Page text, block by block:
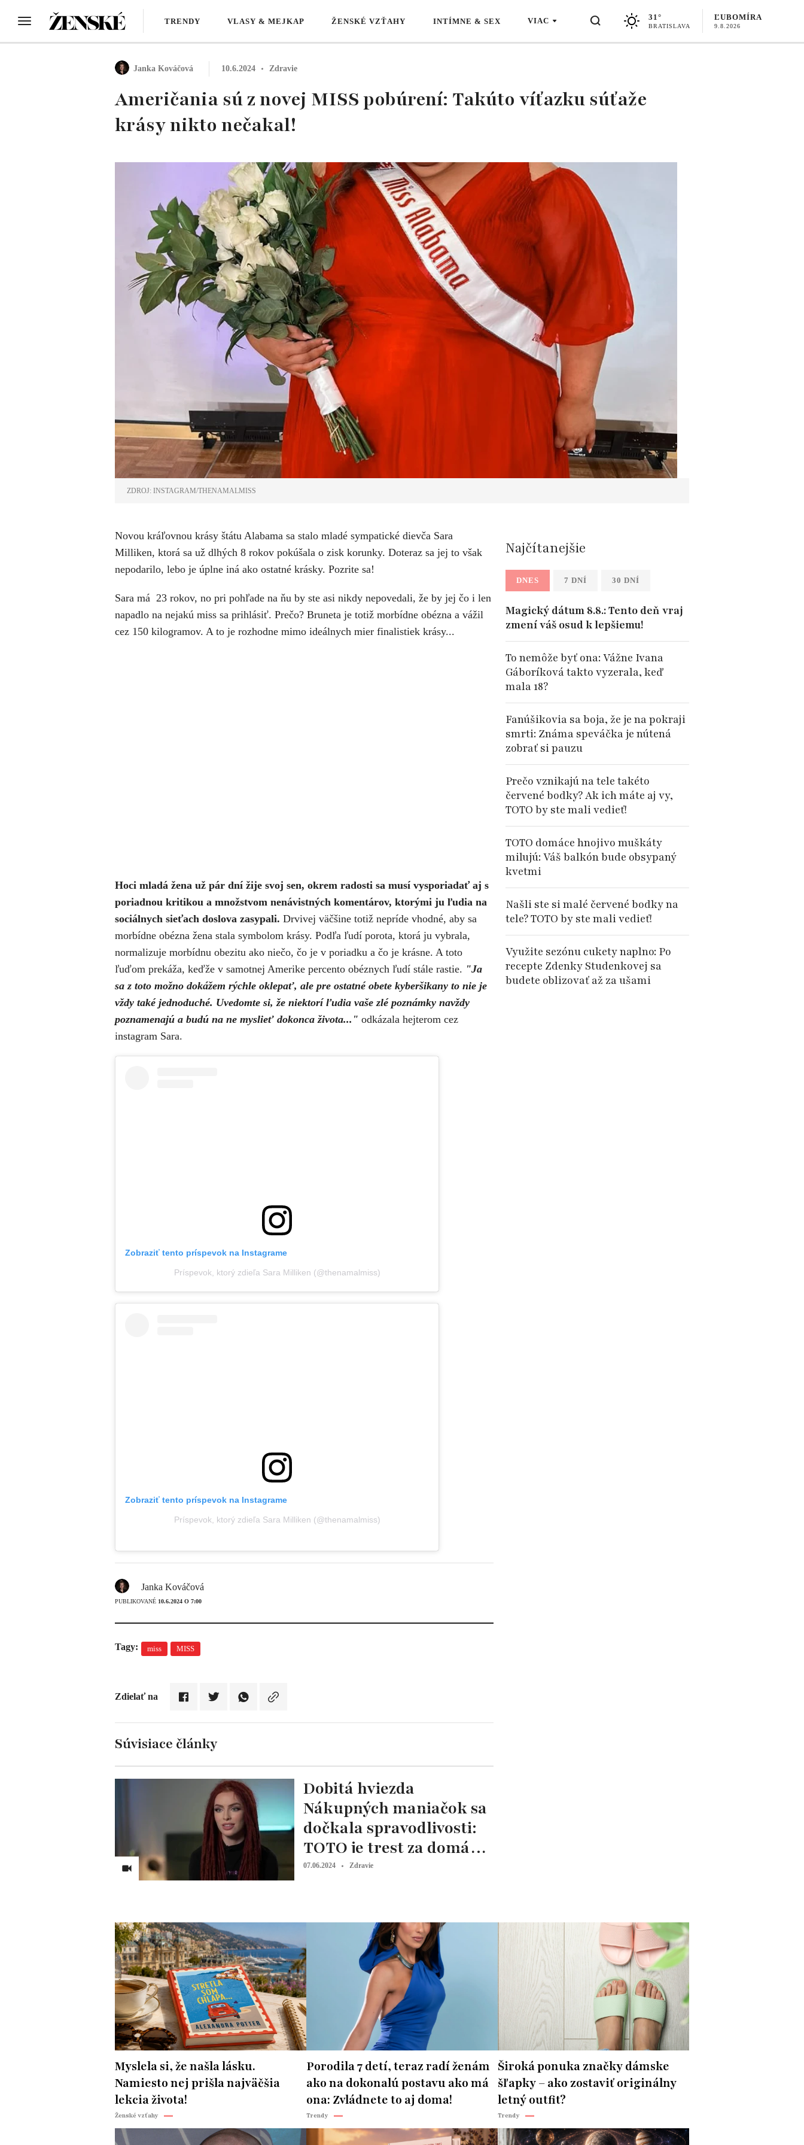
TRENDY VLASY & MEJKAP ŽENSKÉ VZŤAHY INTÍMNE & SEX VIAC 31°
BRATISLAVA
ĽUBOMÍRA
9.8.2026
Janka Kováčová 10.6.2024 Zdravie
Američania sú z novej MISS pobúrení: Takúto víťazku súťaže
krásy nikto nečakal!
ZDROJ: INSTAGRAM/THENAMALMISS
Novou kráľovnou krásy štátu Alabama sa stalo mladé sympatické dievča Sara
Milliken, ktorá sa už dlhých 8 rokov pokúšala o zisk korunky. Doteraz sa jej to však
nepodarilo, lebo je úplne iná ako ostatné krásky. Pozrite sa!
Sara má 23 rokov, no pri pohľade na ňu by ste asi nikdy nepovedali, že by jej čo i len
napadlo na nejakú miss sa prihlásiť. Prečo? Bruneta je totiž morbídne obézna a vážil
cez 150 kilogramov. A to je rozhodne mimo ideálnych mier finalistiek krásy...
Hoci mladá žena už pár dní žije svoj sen, okrem radosti sa musí vysporiadať aj s
poriadnou kritikou a množstvom nenávistných komentárov, ktorými ju ľudia na
sociálnych sieťach doslova zasypali. Drvivej väčšine totiž nepríde vhodné, aby sa
morbídne obézna žena stala symbolom krásy. Podľa ľudí porota, ktorá ju vybrala,
normalizuje morbídnu obezitu ako niečo, čo je v poriadku a čo je krásne. A toto
ľuďom prekáža, keďže v samotnej Amerike percento obéznych ľudí stále rastie. "Ja
sa z toto možno dokážem rýchle oklepať, ale pre ostatné obete kyberšikany to nie je
vždy také jednoduché. Uvedomte si, že niektorí ľudia vaše zlé poznámky navždy
poznamenajú a budú na ne myslieť dokonca života..." odkázala hejterom cez
instagram Sara.
Zobraziť tento príspevok na Instagrame
Príspevok, ktorý zdieľa Sara Milliken (@thenamalmiss)
Zobraziť tento príspevok na Instagrame
Príspevok, ktorý zdieľa Sara Milliken (@thenamalmiss)
Janka Kováčová
PUBLIKOVANÉ 10.6.2024 O 7:00
Tagy: miss MISS
Zdielať na
Súvisiace články
Dobitá hviezda
Nákupných maniačok sa
dočkala spravodlivosti:
TOTO je trest za domáce
násilie
07.06.2024 Zdravie
Najčítanejšie
DNES 7 DNÍ 30 DNÍ
Magický dátum 8.8.: Tento deň vraj
zmení váš osud k lepšiemu!
To nemôže byť ona: Vážne Ivana
Gáboríková takto vyzerala, keď
mala 18?
Fanúšikovia sa boja, že je na pokraji
smrti: Známa speváčka je nútená
zobrať si pauzu
Prečo vznikajú na tele takéto
červené bodky? Ak ich máte aj vy,
TOTO by ste mali vedieť!
TOTO domáce hnojivo muškáty
milujú: Váš balkón bude obsypaný
kvetmi
Našli ste si malé červené bodky na
tele? TOTO by ste mali vedieť!
Využite sezónu cukety naplno: Po
recepte Zdenky Studenkovej sa
budete oblizovať až za ušami
Myslela si, že našla lásku.
Namiesto nej prišla najväčšia
lekcia života!
Ženské vzťahy
Porodila 7 detí, teraz radí ženám
ako na dokonalú postavu ako má
ona: Zvládnete to aj doma!
Trendy
Široká ponuka značky dámske
šľapky – ako zostaviť originálny
letný outfit?
Trendy